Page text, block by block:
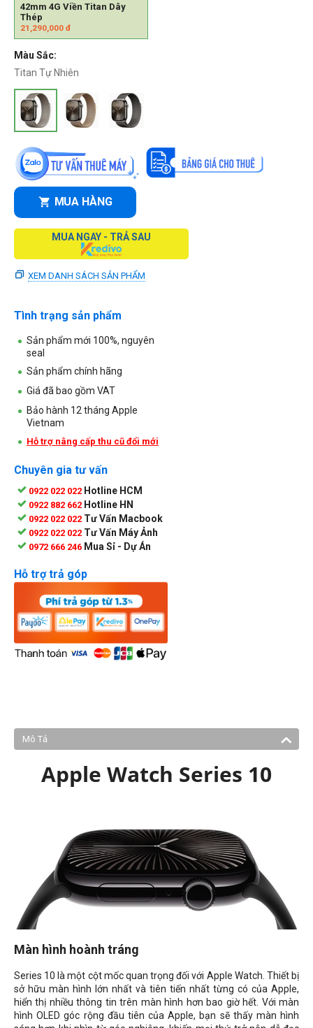
42mm 4G Viền Titan Dây
Thép
21,290,000 đ
Màu Sắc:
Titan Tự Nhiên
MUA HÀNG
MUA NGAY - TRẢ SAU
XEM DANH SÁCH SẢN PHẨM
Tình trạng sản phẩm
Sản phẩm mới 100%, nguyên
seal
Sản phẩm chính hãng
Giá đã bao gồm VAT
Bảo hành 12 tháng Apple
Vietnam
Hỗ trợ nâng cấp thu cũ đổi mới
Chuyên gia tư vấn
0922 022 022 Hotline HCM
0922 882 662 Hotline HN
0922 022 022 Tư Vấn Macbook
0922 022 022 Tư Vấn Máy Ảnh
0972 666 246 Mua Sỉ - Dự Án
Hỗ trợ trả góp
Mô Tả
Apple Watch Series 10
Màn hình hoành tráng
Series 10 là một cột mốc quan trọng đối với Apple Watch. Thiết bị
sở hữu màn hình lớn nhất và tiên tiến nhất từng có của Apple,
hiển thị nhiều thông tin trên màn hình hơn bao giờ hết. Với màn
hình OLED góc rộng đầu tiên của Apple, bạn sẽ thấy màn hình